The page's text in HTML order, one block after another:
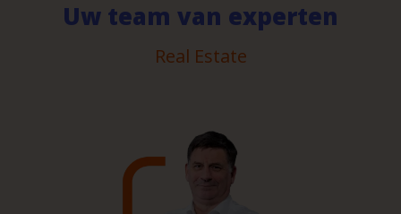
Uw team van experten
Real Estate